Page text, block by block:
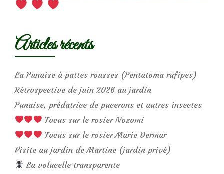
Articles récents
La Punaise à pattes rousses (Pentatoma rufipes)
Rétrospective de juin 2026 au jardin
Punaise, prédatrice de pucerons et autres insectes
Focus sur le rosier Nozomi
Focus sur le rosier Marie Dermar
Visite au jardin de Martine (jardin privé)
La volucelle transparente